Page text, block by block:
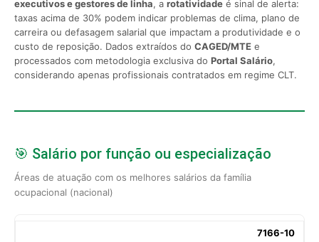
executivos e gestores de linha, a rotatividade é sinal de alerta:
taxas acima de 30% podem indicar problemas de clima, plano de
carreira ou defasagem salarial que impactam a produtividade e o
custo de reposição. Dados extraídos do CAGED/MTE e
processados com metodologia exclusiva do Portal Salário,
considerando apenas profissionais contratados em regime CLT.
🎯 Salário por função ou especialização
Áreas de atuação com os melhores salários da família
ocupacional (nacional)
7166-10